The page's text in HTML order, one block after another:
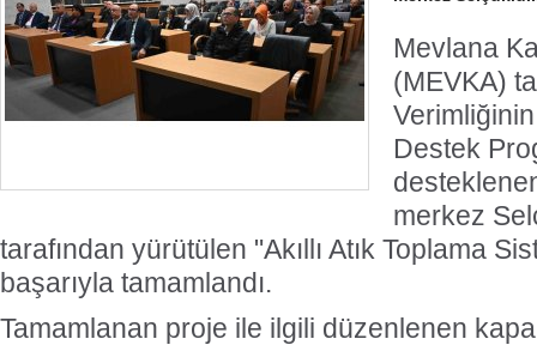
Mevlana
(MEVKA)
Destek
merkez
tarafından yürütülen "Akıllı Atık Toplama
başarıyla tamamlandı.
Tamamlanan proje ile ilgili düzenlenen